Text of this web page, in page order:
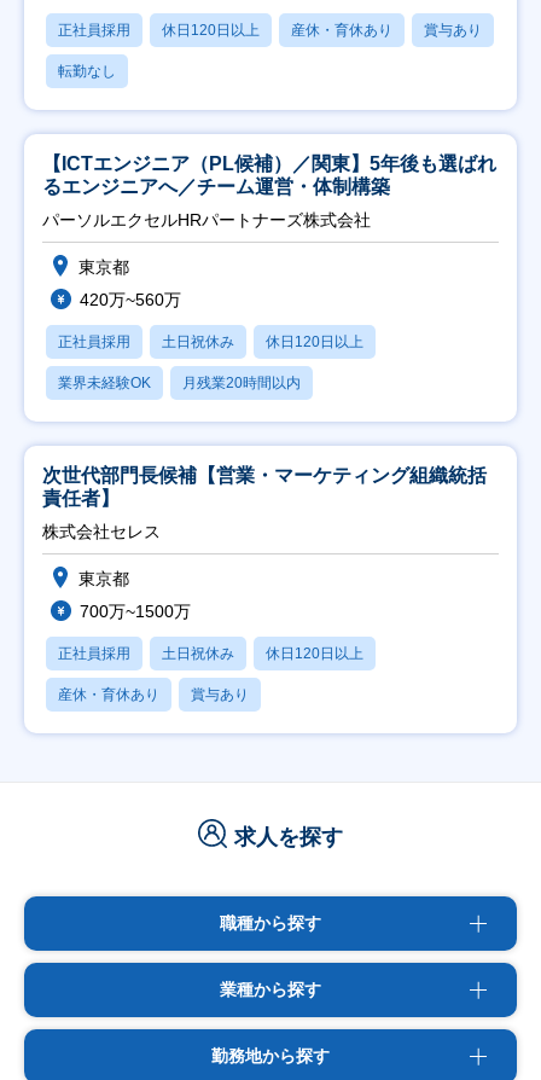
正社員採用 休日120日以上 産休・育休あり 賞与あり
転勤なし
【ICTエンジニア（PL候補）／関東】5年後も選ばれ
るエンジニアへ／チーム運営・体制構築
パーソルエクセルHRパートナーズ株式会社
東京都
420万~560万
正社員採用 土日祝休み 休日120日以上
業界未経験OK 月残業20時間以内
次世代部門長候補【営業・マーケティング組織統括
責任者】
株式会社セレス
東京都
700万~1500万
正社員採用 土日祝休み 休日120日以上
産休・育休あり 賞与あり
求人を探す
職種から探す
業種から探す
勤務地から探す